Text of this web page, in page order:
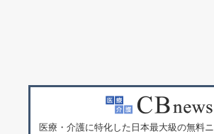
医療・介護に特化した日本最大級の無料ニ